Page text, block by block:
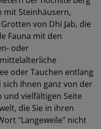
mit Steinhäusern,
von Dhi Jab, die
Fauna mit den
oder
oder Tauchen entlang
Ihnen ganz von der
vielfältigen Seite
die Sie in ihren
"Langeweile" nicht